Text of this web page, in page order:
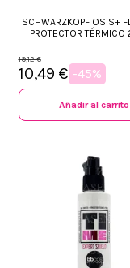
SCHWARZKOPF OSIS+
PROTECTOR
19,12 €
10,49 € -45%
Añadir al carrito